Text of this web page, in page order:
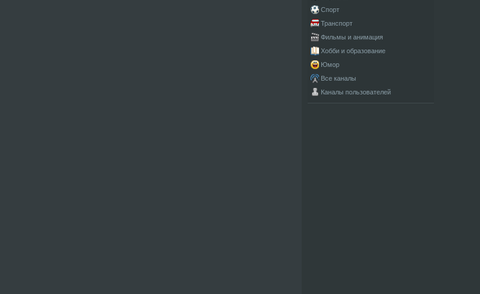
Спорт
Транспорт
Фильмы и анимация
Хобби и образование
Юмор
Все каналы
Каналы пользователей